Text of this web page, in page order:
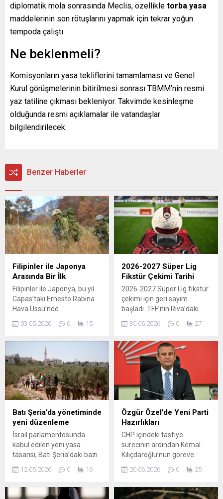
diplomatik mola sonrasında Meclis, özellikle torba yasa
maddelerinin son rötuşlarını yapmak için tekrar yoğun
tempoda çalıştı.
Ne beklenmeli?
Komisyonların yasa tekliflerini tamamlaması ve Genel
Kurul görüşmelerinin bitirilmesi sonrası TBMM’nin resmi
yaz tatiline çıkması bekleniyor. Takvimde kesinleşme
olduğunda resmi açıklamalar ile vatandaşlar
bilgilendirilecek.
Benzer Haberler
Filipinler ile Japonya
Arasında Bir İlk
Filipinler ile Japonya, bu yıl
Capas’taki Ernesto Rabina
Hava Üssü’nde
gerçekleştirilen Salaknib
tatbikatında birlikte sahada
Filipinler ile ABD arasında
düzenlenen bu yıllık eğitim
programına ilk kez Japon
birlikleri katılarak, tatbikata
farklı bir boyut kattı.
Etkinliğe Filipinler
ordusundan 200’ü aşkın
asker ve Japon
kuvvetlerinden 40 personel
iştirak etti....
03.05.2026 0 15
2026-2027 Süper Lig
Fikstür Çekimi Tarihi
2026-2027 Süper Lig fikstür
çekimi için geri sayım
başladı. TFF’nin Riva’daki
Hasan Doğan Milli Takımlar
Kamp ve Eğitim
çekimin Temmuz ayının
ikinci haftasında
düzenlenmesi bekleniyor.
Yayıncı kuruluş,
organizasyonu canlı olarak
ekrana getirecek. Çekimin
tamamlanmasının ardından
kulüplerin sezon başlangıcı
olduğu gibi yeni sezonun
Ağustos ayının...
30.06.2026 0 27
Batı Şeria’da yönetiminde
yeni düzenleme
İsrail parlamentosunda
kabul edilen yeni yasa
tasarısı, Batı Şeria’daki bazı
yönetim yetkisini İsrail
öngörüyor. Düzenleme,
12.05.2026 0 16
Özgür Özel’de Yeni Parti
Hazırlıkları
CHP içindeki tasfiye
sürecinin ardından Kemal
Kılıçdaroğlu’nun göreve
dengeleri gündeme getirdi.
yakın çevresinin izleyeceği
20.06.2026 0 25